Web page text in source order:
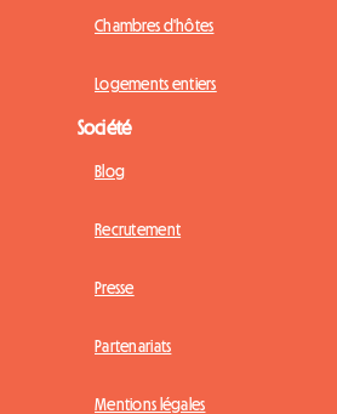
Chambres d'hôtes
Logements entiers
Société
Blog
Recrutement
Presse
Partenariats
Mentions légales